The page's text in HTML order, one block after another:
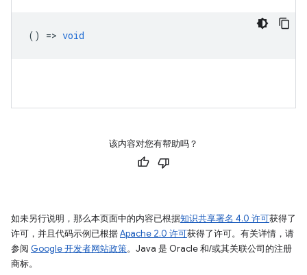
() => void
该内容对您有帮助吗？
如未另行说明，那么本页面中的内容已根据知识共享署名 4.0 许可获得了
许可，并且代码示例已根据Apache 2.0 许可获得了许可。有关详情，请
参阅 Google 开发者网站政策。Java 是 Oracle 和/或其关联公司的注册
商标。